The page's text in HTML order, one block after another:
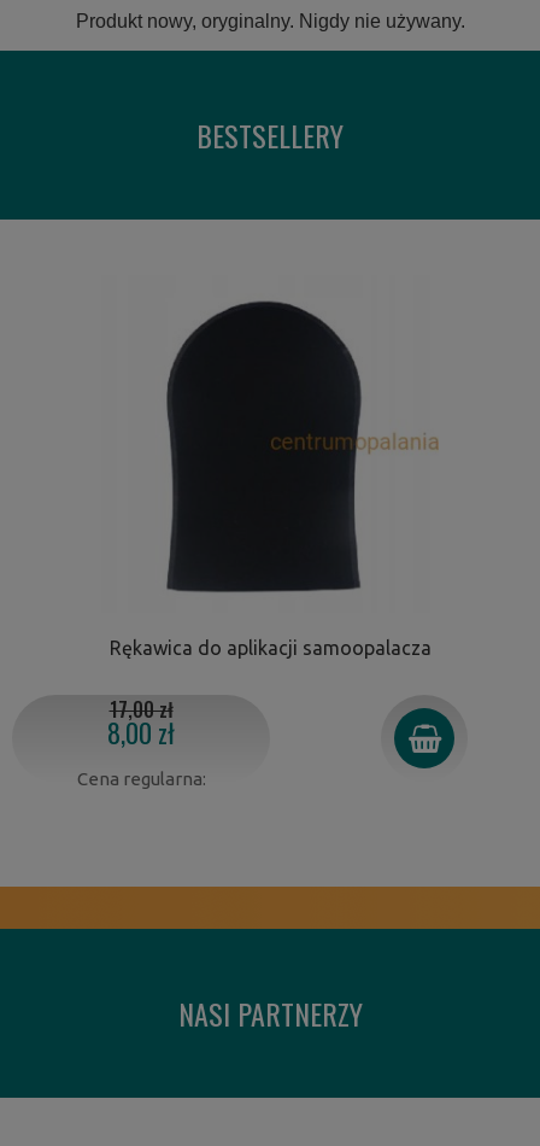
Produkt nowy, oryginalny. Nigdy nie używany.
BESTSELLERY
Rękawica do aplikacji samoopalacza
8,00 zł
Cena regularna:
17,00 zł
NASI PARTNERZY